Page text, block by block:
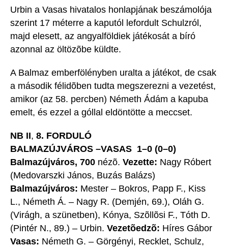
Urbin a Vasas hivatalos honlapjának beszámolója
szerint 17 méterre a kaputól lefordult Schulzról,
majd elesett, az angyalföldiek játékosát a bíró
azonnal az öltözõbe küldte.
A Balmaz emberfölényben uralta a játékot, de csak
a második félidõben tudta megszerezni a vezetést,
amikor (az 58. percben) Németh Ádám a kapuba
emelt, és ezzel a góllal eldöntötte a meccset.
NB II, 8. FORDULÓ
BALMAZÚJVÁROS –VASAS 1–0 (0–0)
Balmazújváros, 700 nézõ. Vezette: Nagy Róbert
(Medovarszki János, Buzás Balázs)
Balmazújváros: Mester – Bokros, Papp F., Kiss
L., Németh Á. – Nagy R. (Demjén, 69.), Oláh G.
(Virágh, a szünetben), Kónya, Szõllõsi F., Tóth D.
(Pintér N., 89.) – Urbin. Vezetõedzõ: Híres Gábor
Vasas: Németh G. – Görgényi, Recklet, Schulz,